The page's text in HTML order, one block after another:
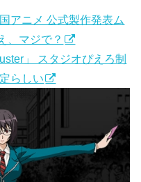
アニメ 公式製作発表ム
、マジで？
」 スタジオぴえろ制
らしい